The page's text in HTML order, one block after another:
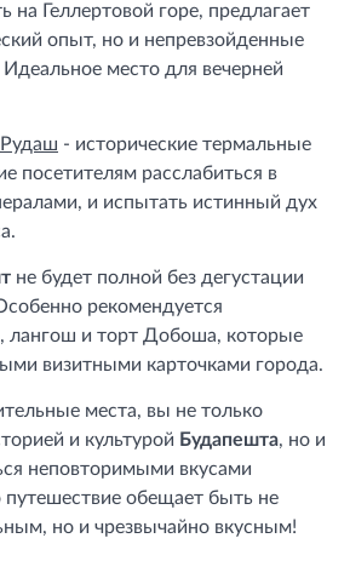
на Геллертовой горе, предлагает
опыт, но и непревзойденные
Идеальное место для вечерней
- исторические термальные
посетителям расслабиться в
и испытать истинный дух
не будет полной без дегустации
рекомендуется
лангош и торт Добоша, которые
визитными карточками города.
места, вы не только
и культурой Будапешта, но и
неповторимыми вкусами
путешествие обещает быть не
но и чрезвычайно вкусным!